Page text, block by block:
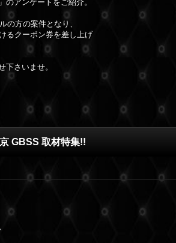
アンケートをご紹介。
の方の案件となり、
るクーポン券を差し上げ
下さいませ。
GBSS 取材特集!!